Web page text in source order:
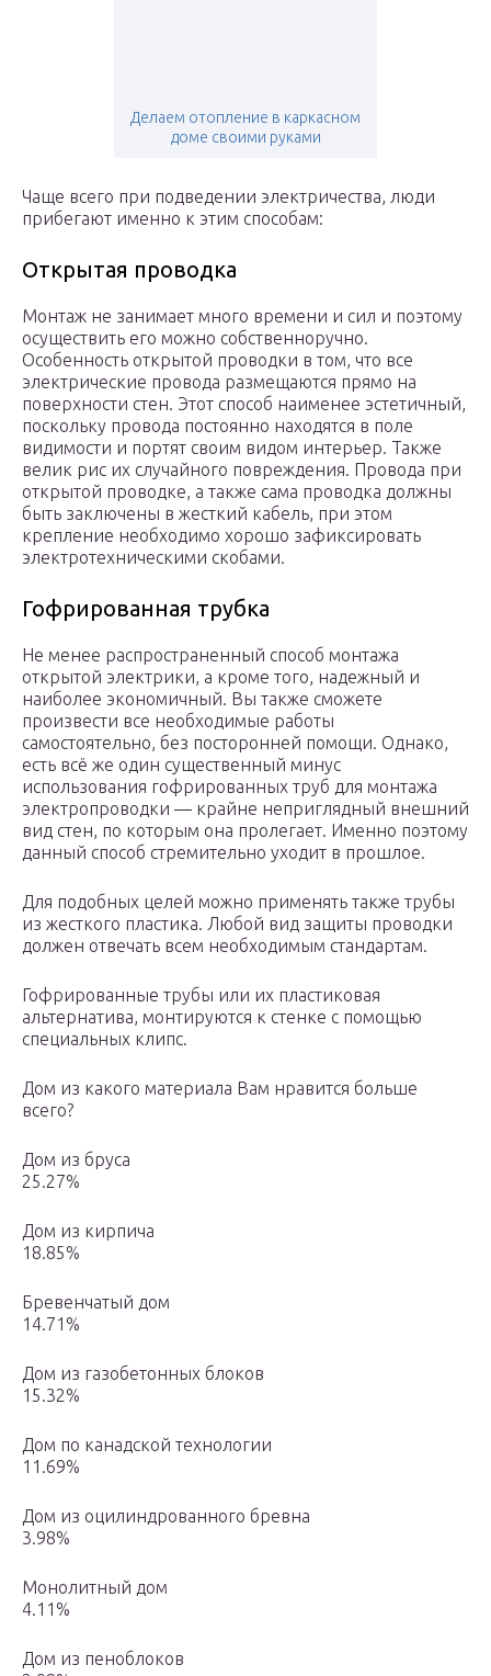
Делаем отопление в каркасном
доме своими руками
Чаще всего при подведении электричества, люди
прибегают именно к этим способам:
Открытая проводка
Монтаж не занимает много времени и сил и поэтому
осуществить его можно собственноручно.
Особенность открытой проводки в том, что все
электрические провода размещаются прямо на
поверхности стен. Этот способ наименее эстетичный,
поскольку провода постоянно находятся в поле
видимости и портят своим видом интерьер. Также
велик рис их случайного повреждения. Провода при
открытой проводке, а также сама проводка должны
быть заключены в жесткий кабель, при этом
крепление необходимо хорошо зафиксировать
электротехническими скобами.
Гофрированная трубка
Не менее распространенный способ монтажа
открытой электрики, а кроме того, надежный и
наиболее экономичный. Вы также сможете
произвести все необходимые работы
самостоятельно, без посторонней помощи. Однако,
есть всё же один существенный минус
использования гофрированных труб для монтажа
электропроводки — крайне неприглядный внешний
вид стен, по которым она пролегает. Именно поэтому
данный способ стремительно уходит в прошлое.
Для подобных целей можно применять также трубы
из жесткого пластика. Любой вид защиты проводки
должен отвечать всем необходимым стандартам.
Гофрированные трубы или их пластиковая
альтернатива, монтируются к стенке с помощью
специальных клипс.
Дом из какого материала Вам нравится больше
всего?
Дом из бруса
25.27%
Дом из кирпича
18.85%
Бревенчатый дом
14.71%
Дом из газобетонных блоков
15.32%
Дом по канадской технологии
11.69%
Дом из оцилиндрованного бревна
3.98%
Монолитный дом
4.11%
Дом из пеноблоков